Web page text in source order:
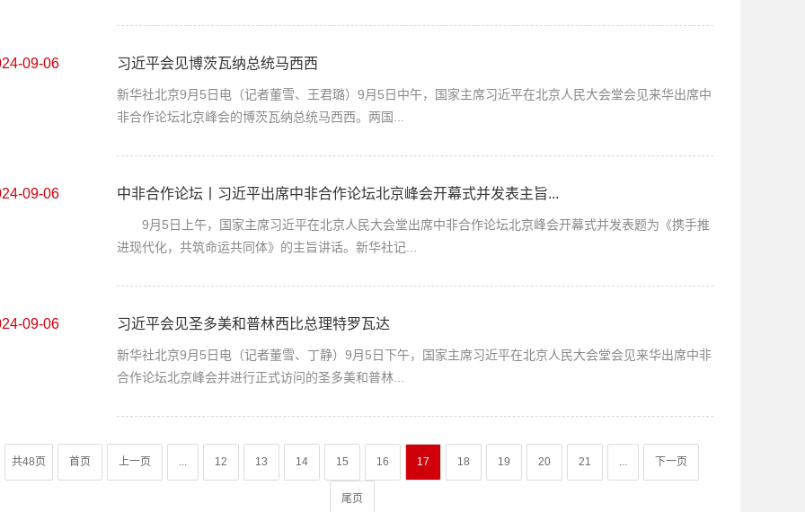
09-06 习近平会见博茨瓦纳总统马西西
新华社北京9月5日电（记者董雪、王君璐）9月5日中午，国家主席习近平在北京人民大会堂会见来华出席中
非合作论坛北京峰会的博茨瓦纳总统马西西。两国...
09-06 中非合作论坛丨习近平出席中非合作论坛北京峰会开幕式并发表主旨...
9月5日上午，国家主席习近平在北京人民大会堂出席中非合作论坛北京峰会开幕式并发表题为《携手推
进现代化，共筑命运共同体》的主旨讲话。新华社记...
09-06 习近平会见圣多美和普林西比总理特罗瓦达
新华社北京9月5日电（记者董雪、丁静）9月5日下午，国家主席习近平在北京人民大会堂会见来华出席中非
合作论坛北京峰会并进行正式访问的圣多美和普林...
共48页 首页 上一页 ... 12 13 14 15 16 17 18 19 20 21 ... 下一页
尾页